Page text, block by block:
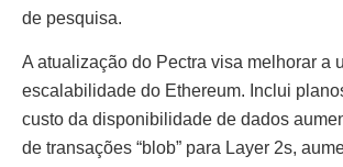
de pesquisa.
A atualização do Pectra visa melhorar a
escalabilidade do Ethereum. Inclui
custo da disponibilidade de dados
de transações “blob” para Layer 2s,